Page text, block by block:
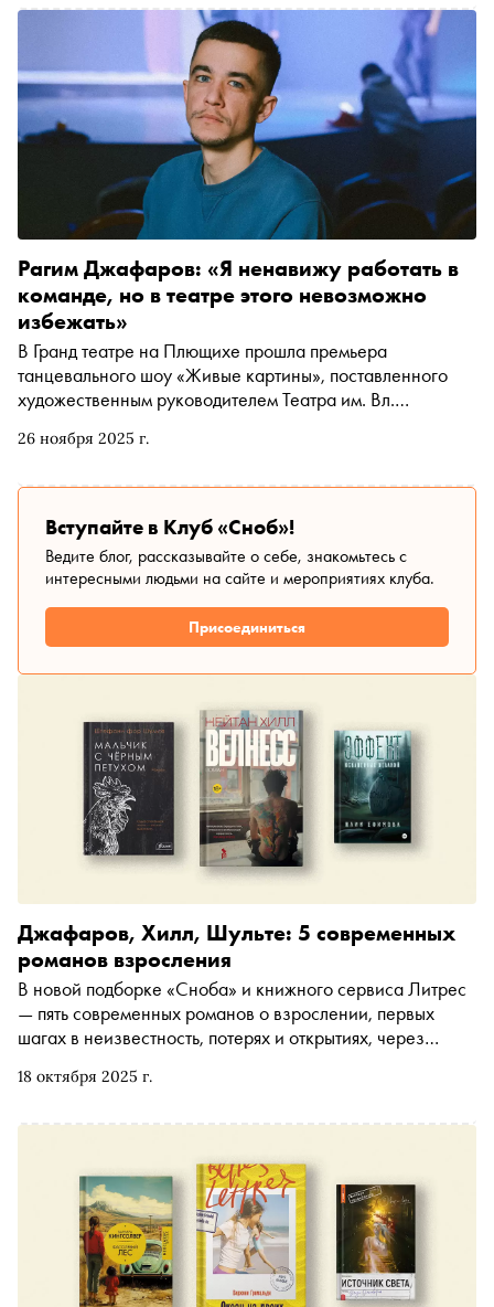
26 ноября 2025 г.
Рагим Джафаров: «Я ненавижу работать в
команде, но в театре этого невозможно
избежать»
В Гранд театре на Плющихе прошла премьера
танцевального шоу «Живые картины», поставленного
художественным руководителем Театра им. Вл.
Антониусом Греттеном и продюсером Денисом
Рагим рассказал не только о разнице в работе в театре,
но и о том, как писать в соавторстве с женой и зачем
нужно много врать в детстве
Вступайте в Клуб «Сноб»!
Ведите блог, рассказывайте о себе, знакомьтесь с
интересными людьми на сайте и мероприятиях клуба.
Присоединиться
18 октября 2025 г.
Джафаров, Хилл, Шульте: 5 современных
романов взросления
В новой подборке «Сноба» и книжного сервиса Литрес
— пять современных романов о взрослении, первых
шагах в неизвестность, потерях и открытиях, через